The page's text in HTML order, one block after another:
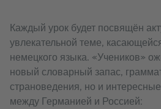
Каждый урок будет посвящён
увлекательной теме,
немецкого языка. «Учеников»
новый словарный запас,
страноведения, но и
между Германией и Россией: